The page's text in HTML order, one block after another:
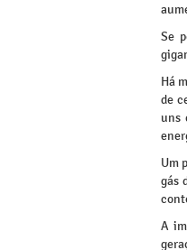
Se
Há
de
uns
Um
gás
A